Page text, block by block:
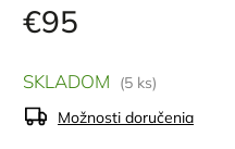
€95
SKLADOM
(5 ks)
Možnosti doručenia